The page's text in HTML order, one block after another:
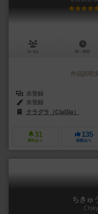
3～6人 20～30分
作品説明
未登録
未登録
クラグラ（ClaGla）
31
興味あり
135
経験あり
ちきゅ